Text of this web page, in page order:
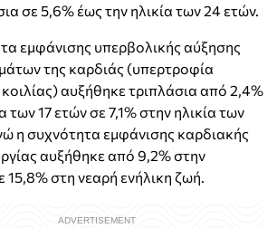
σε 5,6% έως την ηλικία των 24 ετών.
εμφάνισης υπερβολικής αύξησης
της καρδιάς (υπερτροφία
αυξήθηκε τριπλάσια από 2,4%
των 17 ετών σε 7,1% στην ηλικία των
η συχνότητα εμφάνισης καρδιακής
αυξήθηκε από 9,2% στην
15,8% στη νεαρή ενήλικη ζωή.